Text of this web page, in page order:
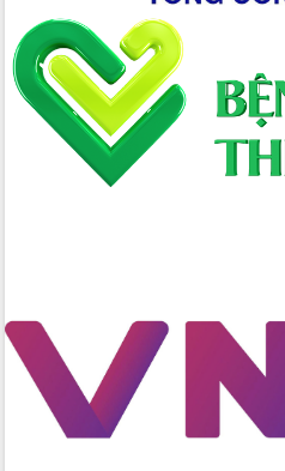
Hòn Yến phát triển du lịch gắn với bảo
tồn biển
Lấy ý kiến điều chỉnh Quy hoạch tỉnh
Đắk Lắk thời kỳ 2021-2030, tầm nhìn
đến năm 2050
Phát động chiến dịch 30 ngày đêm
giải phóng mặt bằng Tuyến đường bộ
Đắk Lắk ký kết thỏa thuận hợp tác về
chuyển đổi số giai đoạn 2026 – 2030
với Tập đoàn Bưu chính Viễn thông
Việt Nam
Thứ trưởng Bộ Y tế làm việc với tỉnh
Đắk Lắk về phát triển nhân lực y tế